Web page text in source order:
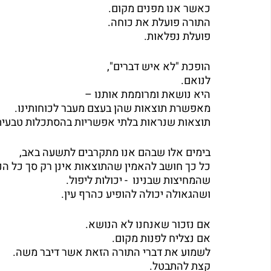
כאשר אנו מפנים מקום.
התורה פועלת את כוחה.
פועלת נפלאות.
הופכת "לא איש דברים",
לנואם.
היא נושאת ומרוממת אותנו –
מאפשרת תוצאות שהן בעצם מעבר לכוחותינו.
תוצאות שנראות בלתי אפשריות בהסתכלות
בימים אלו שבהם אנו מתקרבים לתשעה באב,
כל כך חושב להאמין שהתוצאות אינן רק סך כל
שהמחיצות שבנינו  - יכולות ליפול.
ושהגאולה יכולה להופיע כהרף עין.
אם נזכור שאנחנו לא הנושא.
אם נצליח לפנות מקום.
לשמוע את דברי התורה הזאת אשר דיבר משה.
קצת להתבטל.